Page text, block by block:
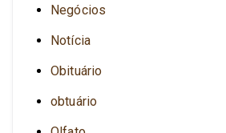
Negócios
Notícia
Obituário
obtuário